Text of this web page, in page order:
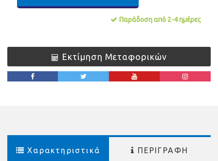
Παράδοση από 2-4 ημέρες
Εκτίμηση Μεταφορικών
Χαρακτηριστικά ΠΕΡΙΓΡΑΦΗ